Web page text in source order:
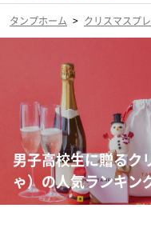
タンプホーム > クリスマスプ
男子高校生に贈るク
ゃ）の人気ランキン